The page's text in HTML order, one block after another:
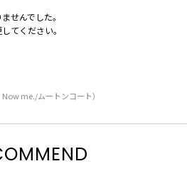
せんでした。
てください。
Now me./ムートンコート）